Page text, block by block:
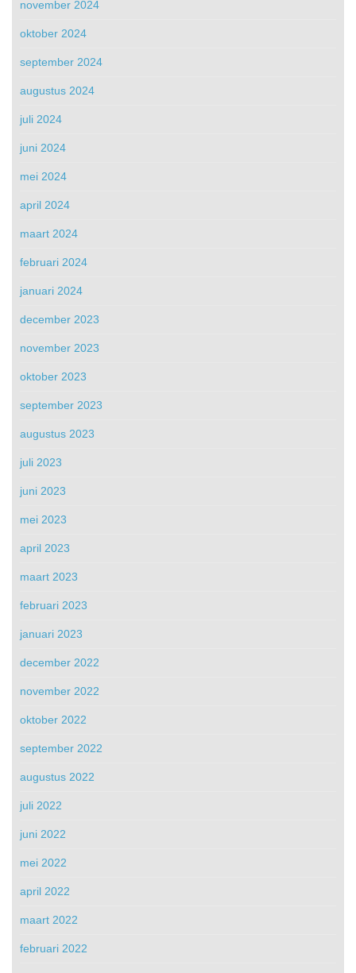
november 2024
oktober 2024
september 2024
augustus 2024
juli 2024
juni 2024
mei 2024
april 2024
maart 2024
februari 2024
januari 2024
december 2023
november 2023
oktober 2023
september 2023
augustus 2023
juli 2023
juni 2023
mei 2023
april 2023
maart 2023
februari 2023
januari 2023
december 2022
november 2022
oktober 2022
september 2022
augustus 2022
juli 2022
juni 2022
mei 2022
april 2022
maart 2022
februari 2022